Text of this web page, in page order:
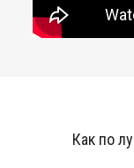
Как по